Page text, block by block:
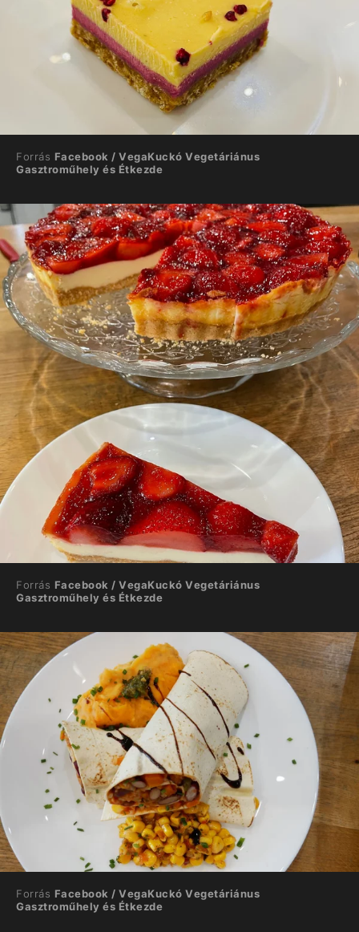
Forrás Facebook / VegaKuckó Vegetáriánus
Gasztroműhely és Étkezde
Forrás Facebook / VegaKuckó Vegetáriánus
Gasztroműhely és Étkezde
Forrás Facebook / VegaKuckó Vegetáriánus
Gasztroműhely és Étkezde